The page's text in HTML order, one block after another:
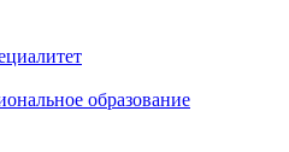
образование